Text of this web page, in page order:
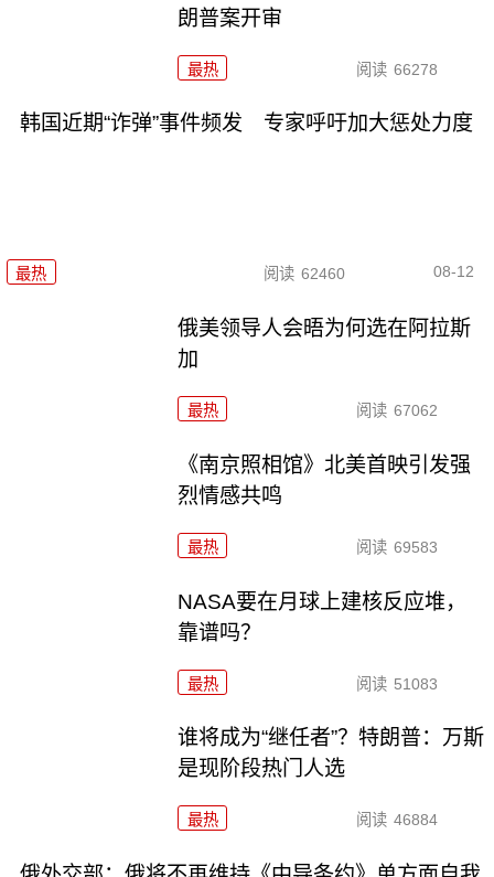
朗普案开审
最热 阅读 66278
韩国近期“诈弹”事件频发 专家呼吁加大惩处力度
最热 阅读 62460 08-12
俄美领导人会晤为何选在阿拉斯
加
最热 阅读 67062
《南京照相馆》北美首映引发强
烈情感共鸣
最热 阅读 69583
NASA要在月球上建核反应堆，
靠谱吗？
最热 阅读 51083
谁将成为“继任者”？特朗普：万斯
是现阶段热门人选
最热 阅读 46884